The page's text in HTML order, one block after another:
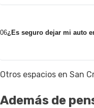
06¿Es seguro dejar mi auto
Otros espacios en San
Además de